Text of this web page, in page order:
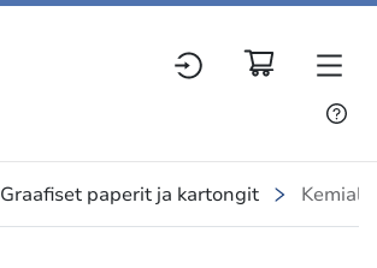
Graafiset paperit ja kartongit